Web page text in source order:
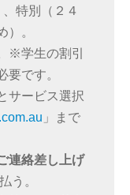
特別（２４
）。
※学生の割引
要です。
サービス選択
」まで
連絡差し上げ
う。